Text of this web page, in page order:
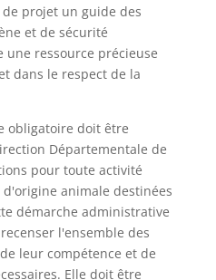
projet un guide des
et de sécurité
ressource précieuse
dans le respect de la
obligatoire doit être
Départementale de
pour toute activité
animale destinées
démarche administrative
l'ensemble des
leur compétence et de
Elle doit être